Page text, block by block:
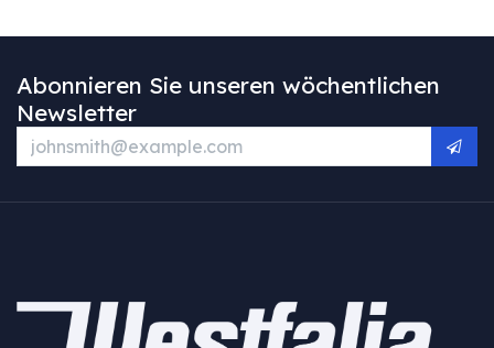
Abonnieren Sie unseren wöchentlichen
Newsletter